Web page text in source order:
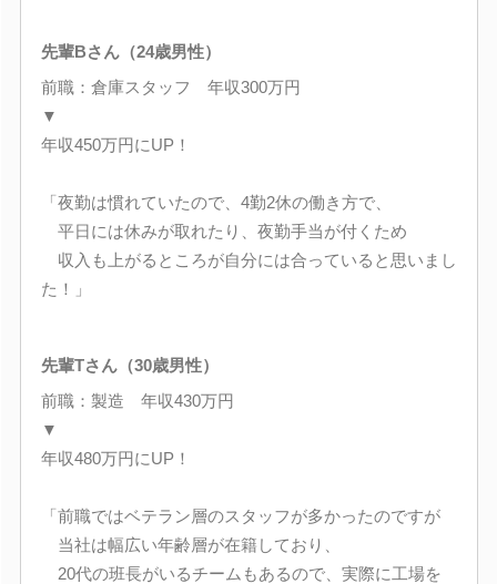
先輩Bさん（24歳男性）
前職：倉庫スタッフ 年収300万円
▼
年収450万円にUP！
「夜勤は慣れていたので、4勤2休の働き方で、
平日には休みが取れたり、夜勤手当が付くため
収入も上がるところが自分には合っていると思いまし
た！」
先輩Tさん（30歳男性）
前職：製造 年収430万円
▼
年収480万円にUP！
「前職ではベテラン層のスタッフが多かったのですが
当社は幅広い年齢層が在籍しており、
20代の班長がいるチームもあるので、実際に工場を